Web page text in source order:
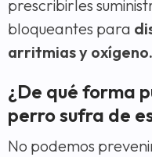
prescribirles
bloqueantes para
arritmias y oxígeno.
¿De qué forma
perro sufra de
No podemos